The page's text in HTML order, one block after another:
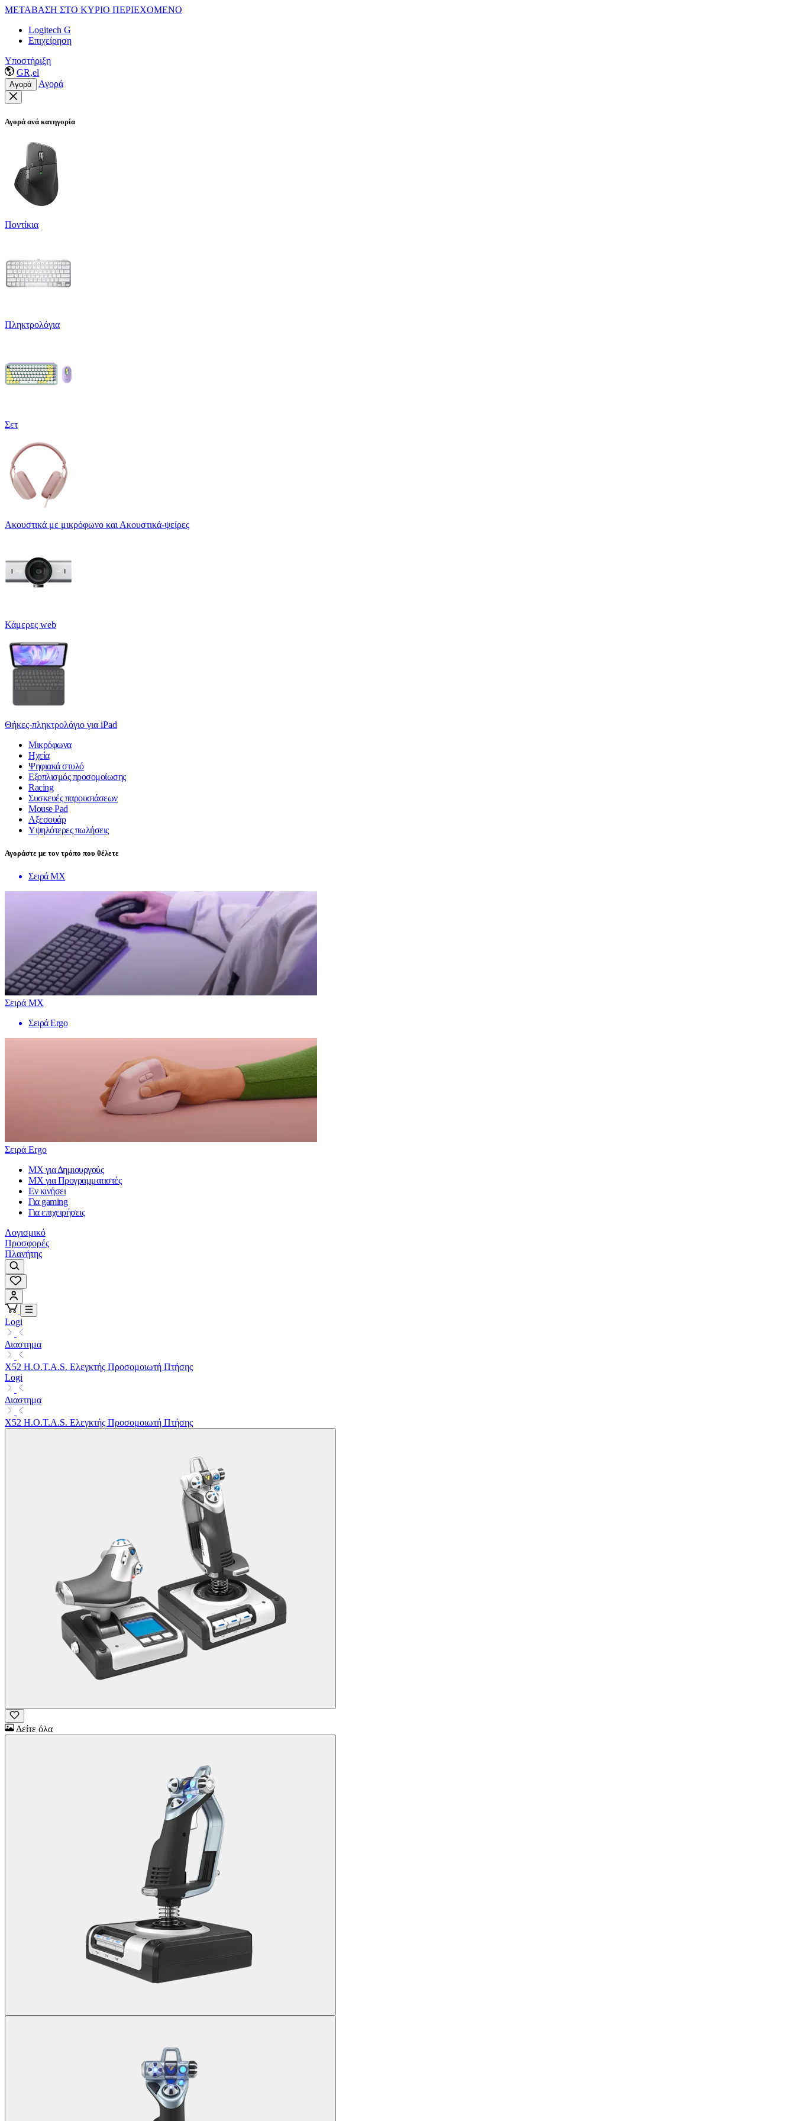
ΜΕΤΑΒΑΣΗ ΣΤΟ ΚΥΡΙΟ ΠΕΡΙΕΧΟΜΕΝΟ
Logitech G
Επιχείρηση
Υποστήριξη
GR,el
Αγορά Αγορά
Αγορά ανά κατηγορία
Ποντίκια
Πληκτρολόγια
Σετ
Ακουστικά με μικρόφωνο και Ακουστικά-ψείρες
Κάμερες web
Θήκες-πληκτρολόγιο για iPad
Μικρόφωνα
Ηχεία
Ψηφιακά στυλό
Εξοπλισμός προσομοίωσης
Racing
Συσκευές παρουσιάσεων
Mouse Pad
Αξεσουάρ
Υψηλότερες πωλήσεις
Αγοράστε με τον τρόπο που θέλετε
Σειρά MX
Σειρά MX
Σειρά Ergo
Σειρά Ergo
MX για Δημιουργούς
MX για Προγραμματιστές
Εν κινήσει
Για gaming
Για επιχειρήσεις
Λογισμικό
Προσφορές
Πλανήτης
Logi
Διαστημα
X52 H.O.T.A.S. Ελεγκτής Προσομοιωτή Πτήσης
Logi
Διαστημα
X52 H.O.T.A.S. Ελεγκτής Προσομοιωτή Πτήσης
Δείτε όλα